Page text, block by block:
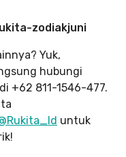
zodiakjuni
Yuk,
hubungi
+62 811-1546-477.
untuk